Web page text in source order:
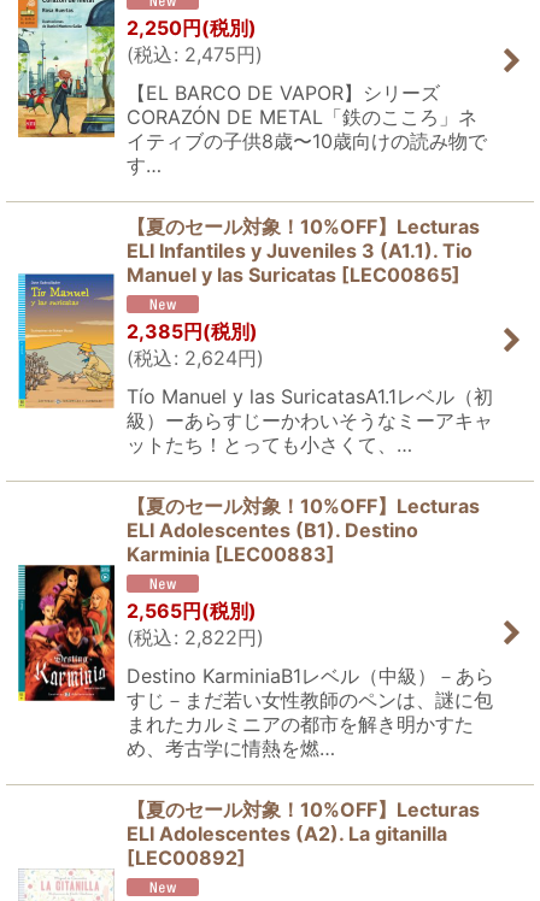
2,250円(税別)
(税込: 2,475円)
【EL BARCO DE VAPOR】シリーズ
CORAZÓN DE METAL「鉄のこころ」ネ
イティブの子供8歳〜10歳向けの読み物で
す…
【夏のセール対象！10%OFF】Lecturas
ELI Infantiles y Juveniles 3 (A1.1). Tio
Manuel y las Suricatas [LEC00865]
2,385円(税別)
(税込: 2,624円)
Tío Manuel y las SuricatasA1.1レベル（初
級）ーあらすじーかわいそうなミーアキャ
ットたち！とっても小さくて、…
【夏のセール対象！10%OFF】Lecturas
ELI Adolescentes (B1). Destino
Karminia [LEC00883]
2,565円 (税別)
(税込: 2,822円)
Destino KarminiaB1レベル（中級）－あら
すじ－まだ若い女性教師のペンは、謎に包
まれたカルミニアの都市を解き明かすた
め、考古学に情熱を燃…
【夏のセール対象！10%OFF】Lecturas
ELI Adolescentes (A2). La gitanilla
[LEC00892]